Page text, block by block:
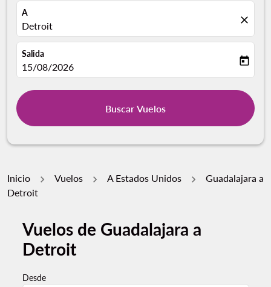
A
Detroit close
Salida
fc-booking-departure-date-aria-label
15/08/2026 today
Buscar Vuelos
Inicio Vuelos A Estados Unidos
Guadalajara a
Detroit
Vuelos de Guadalajara a
Detroit
Desde